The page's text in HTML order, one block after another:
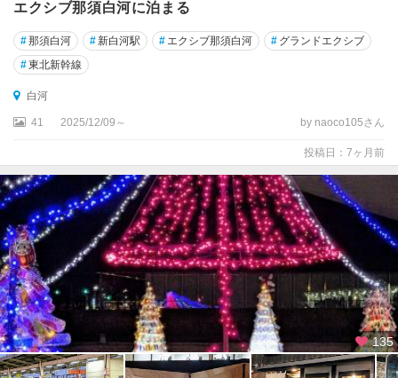
エクシブ那須白河に泊まる
#那須白河 #新白河駅 # エクシブ那須白河 # グランドエクシブ
#東北新幹線
白河
41 2025/12/09～ by naoco105さん
投稿日：7ヶ月前
135